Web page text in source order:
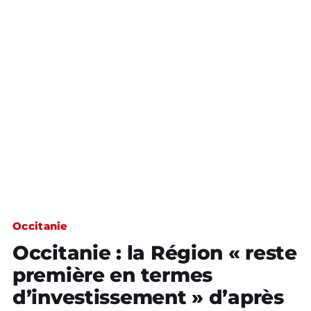
Occitanie
Occitanie : la Région « reste
première en termes
d’investissement » d’après